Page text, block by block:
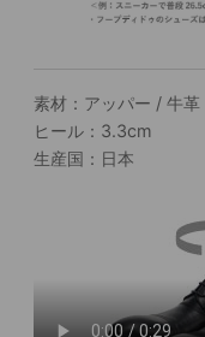
素材：アッパー / 牛
ヒール：3.3cm
生産国：日本